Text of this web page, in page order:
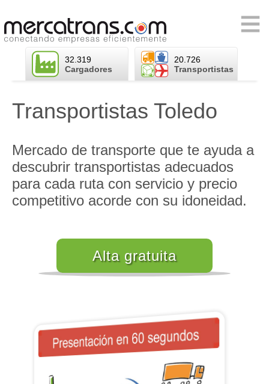
content
Primary
Menu
32.319
Cargadores
20.726
Transportistas
Transportistas Toledo
Mercado de transporte que te ayuda a
descubrir transportistas adecuados
para cada ruta con servicio y precio
competitivo acorde con su idoneidad.
Alta gratuita